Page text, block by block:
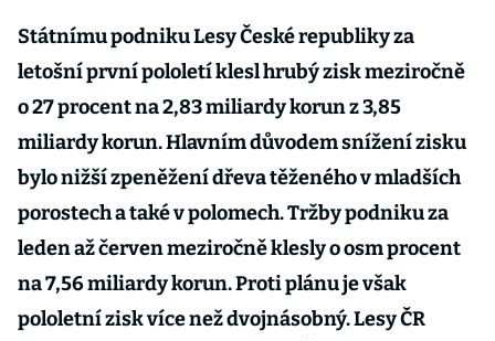
Státnímu podniku Lesy České republiky za
letošní první pololetí klesl hrubý zisk meziročně
o 27 procent na 2,83 miliardy korun z 3,85
miliardy korun. Hlavním důvodem snížení zisku
bylo nižší zpeněžení dřeva těženého v mladších
porostech a také v polomech. Tržby podniku za
leden až červen meziročně klesly o osm procent
na 7,56 miliardy korun. Proti plánu je však
pololetní zisk více než dvojnásobný. Lesy ČR